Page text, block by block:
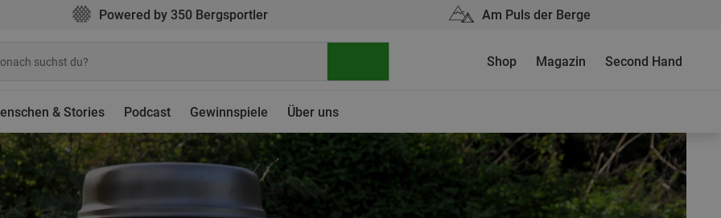
Powered by 350 Bergsportler Am Puls der Berge
& Stories Podcast Gewinnspiele Über uns
Shop Magazin Second Hand